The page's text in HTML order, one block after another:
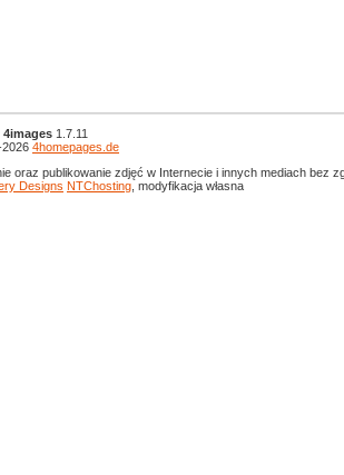
4images1.7.11
4homepages.de
publikowanie zdjęć w Internecie i innych mediach bez
Designs NTChosting , modyfikacja własna